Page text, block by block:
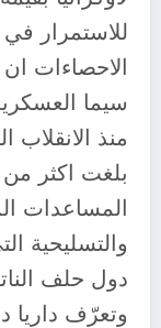
للاستمرار
الاحصاءات ان
سيما
المساعدات
والتسليحية
دول حلف
وتعرّف داريا